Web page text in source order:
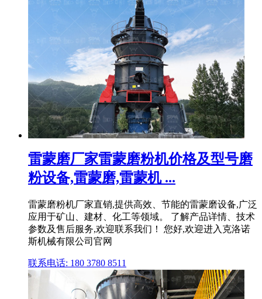
雷蒙磨厂家雷蒙磨粉机价格及型号磨
粉设备,雷蒙磨,雷蒙机 ...
雷蒙磨粉机厂家直销,提供高效、节能的雷蒙磨设备,广泛
应用于矿山、建材、化工等领域。 了解产品详情、技术
参数及售后服务,欢迎联系我们！ 您好,欢迎进入克洛诺
斯机械有限公司官网
联系电话: 180 3780 8511